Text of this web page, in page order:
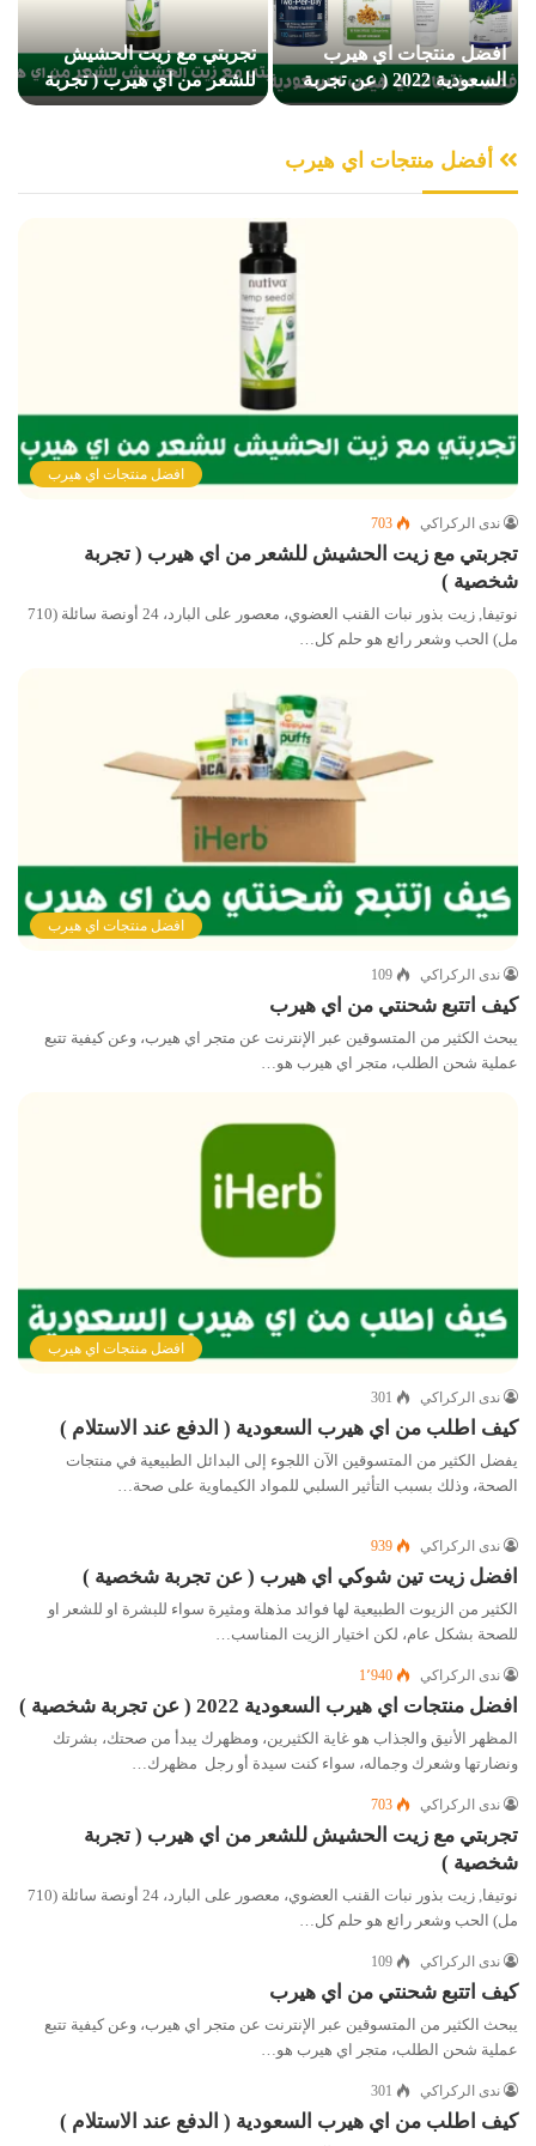
افضل منتجات اي هيرب
السعودية 2022 ( عن تجربة
شخصية )
تجربتي مع زيت الحشيش
للشعر من اي هيرب ( تجربة
شخصية )
أفضل منتجات اي هيرب
افضل منتجات اي هيرب
ندى الركراكي 703
تجربتي مع زيت الحشيش للشعر من اي هيرب ( تجربة
شخصية )
نوتيفا‏, زيت بذور نبات القنب العضوي، معصور على البارد، 24 أونصة سائلة (710
مل) الحب وشعر رائع هو حلم كل…
افضل منتجات اي هيرب
ندى الركراكي 109
كيف اتتبع شحنتي من اي هيرب
يبحث الكثير من المتسوقين عبر الإنترنت عن متجر اي هيرب، وعن كيفية تتبع
عملية شحن الطلب، متجر اي هيرب هو…
افضل منتجات اي هيرب
ندى الركراكي 301
كيف اطلب من اي هيرب السعودية ( الدفع عند الاستلام )
يفضل الكثير من المتسوقين الآن اللجوء إلى البدائل الطبيعية في منتجات
الصحة، وذلك بسبب التأثير السلبي للمواد الكيماوية على صحة…
ندى الركراكي 939
افضل زيت تين شوكي اي هيرب ( عن تجربة شخصية )
الكثير من الزيوت الطبيعية لها فوائد مذهلة ومثيرة سواء للبشرة او للشعر او
للصحة بشكل عام، لكن اختيار الزيت المناسب…
ندى الركراكي 1٬940
افضل منتجات اي هيرب السعودية 2022 ( عن تجربة شخصية )
المظهر الأنيق والجذاب هو غاية الكثيرين، ومظهرك يبدأ من صحتك، بشرتك
ونضارتها وشعرك وجماله، سواء كنت سيدة أو رجل مظهرك…
ندى الركراكي 703
تجربتي مع زيت الحشيش للشعر من اي هيرب ( تجربة
شخصية )
نوتيفا‏, زيت بذور نبات القنب العضوي، معصور على البارد، 24 أونصة سائلة (710
مل) الحب وشعر رائع هو حلم كل…
ندى الركراكي 109
كيف اتتبع شحنتي من اي هيرب
يبحث الكثير من المتسوقين عبر الإنترنت عن متجر اي هيرب، وعن كيفية تتبع
عملية شحن الطلب، متجر اي هيرب هو…
ندى الركراكي 301
كيف اطلب من اي هيرب السعودية ( الدفع عند الاستلام )